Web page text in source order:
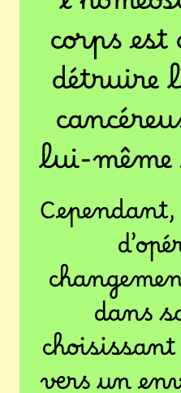
corps est
détruire
lui-même
dans